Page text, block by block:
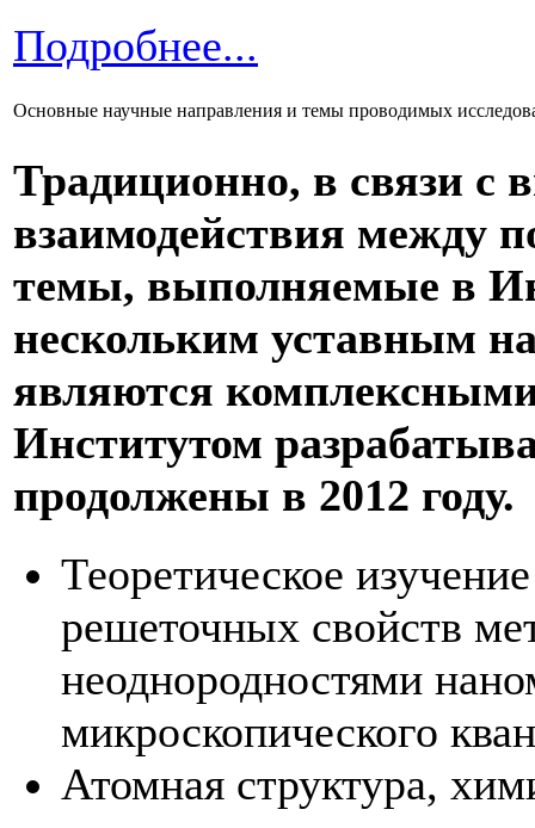
Подробнее...
Основные научные направления и темы проводимых
Традиционно, в связи с
взаимодействия между
темы, выполняемые в
нескольким уставным
являются
Институтом
продолжены в 2012 году.
Теоретическое
решеточных свойств
неоднородностями
микроскопического
Атомная структура,